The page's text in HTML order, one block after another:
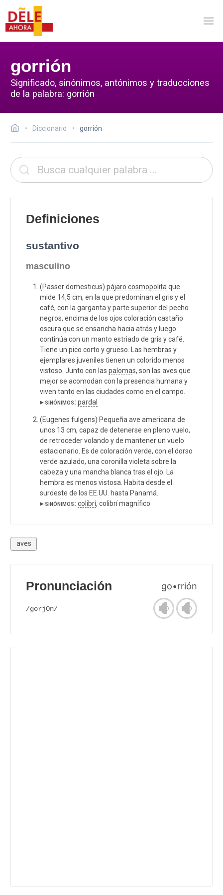
gorrión
Significado, sinónimos, antónimos y traducciones
de la palabra: gorrión
Diccionario gorrión
Definiciones
sustantivo
masculino
(Passer domesticus) pájaro cosmopolita que
mide 14,5 cm, en la que predominan el gris y el
café, con la garganta y parte superior del pecho
negros, encima de los ojos coloración castaño
oscura que se ensancha hacia atrás y luego
continúa con un manto estriado de gris y café.
Tiene un pico corto y grueso. Las hembras y
ejemplares juveniles tienen un colorido menos
vistoso. Junto con las palomas, son las aves que
mejor se acomodan con la presencia humana y
viven tanto en las ciudades como en el campo.
▸ sinónimos: pardal
(Eugenes fulgens) Pequeña ave americana de
unos 13 cm, capaz de detenerse en pleno vuelo,
de retroceder volando y de mantener un vuelo
estacionario. Es de coloración verde, con el dorso
verde azulado, una coronilla violeta sobre la
cabeza y una mancha blanca tras el ojo. La
hembra es menos vistosa. Habita desde el
suroeste de los EE.UU. hasta Panamá.
▸ sinónimos: colibrí, colibrí magnífico
aves
Pronunciación go•rrión
/gorjOn/